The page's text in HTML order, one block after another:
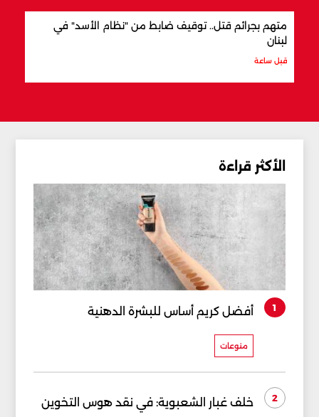
متهم بجرائم قتل.. توقيف ضابط من "نظام الأسد" في
لبنان
قبل ساعة
الأكثر قراءة
1 أفضل كريم أساس للبشرة الدهنية
منوعات
2 خلف غبار الشعبوية: في نقد هوس التخوين